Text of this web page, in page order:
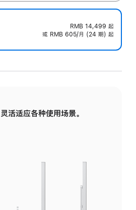
RMB 14,499 起
或 RMB 605/月 (24 期) 起
活适应各种使用场景。